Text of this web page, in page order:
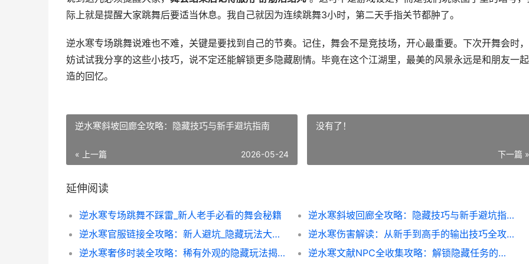
际上就是提醒大家跳舞后要适当休息。我自己就因为连续跳舞3小时，第二天手指关节都肿了。
逆水寒专场跳舞说难也不难，关键是要找到自己的节奏。记住，舞会不是竞技场，开心最重要。下次开舞会时
妨试试我分享的这些小技巧，说不定还能解锁更多隐藏剧情。毕竟在这个江湖里，最美的风景永远是和朋友一起
造的回忆。
逆水寒斜坡回廊全攻略：隐藏技巧与新手避坑指南
« 上一篇 2026-05-24
没有了！
下一篇 »
延伸阅读
逆水寒专场跳舞不踩雷_新人老手必看的舞会秘籍
逆水寒斜坡回廊全攻略：隐藏技巧与新手避坑指南
逆水寒官服链接全攻略：新人避坑_隐藏玩法大揭秘
逆水寒伤害解读：从新手到高手的输出技巧全攻略
逆水寒奢侈时装全攻略：稀有外观的隐藏玩法揭秘
逆水寒文献NPC全收集攻略：解锁隐藏任务的秘诀